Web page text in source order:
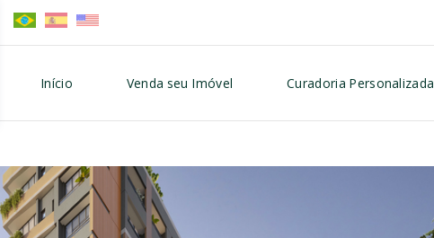
Início Venda seu Imóvel Curadoria Personalizada